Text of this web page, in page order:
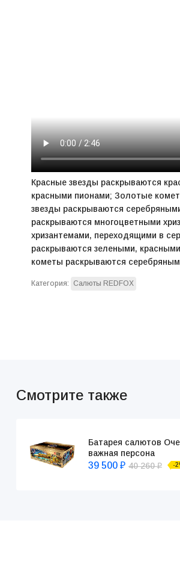
Красные звезды раскрываются
красными пионами; Золотые
звезды раскрываются
раскрываются многоцветными
хризантемами, переходящими в
раскрываются зелеными,
кометы раскрываются
Категория: Салюты REDFOX
Смотрите также
Батарея салютов
важная персона
39 500 ₽ 40 260₽ -